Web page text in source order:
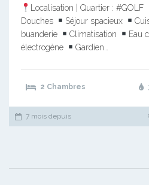
Localisation | Quartier : #GOLF
Douches
Séjour spacieux
buanderie
Climatisation Eau
électrogène
Gardien…
2 Chambres
7 mois depuis